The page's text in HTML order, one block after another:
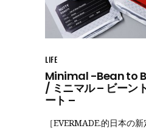
LIFE
Minimal -Bean to
/ ミニマル – ビーン
ート –
［EVERMADE.的日本の